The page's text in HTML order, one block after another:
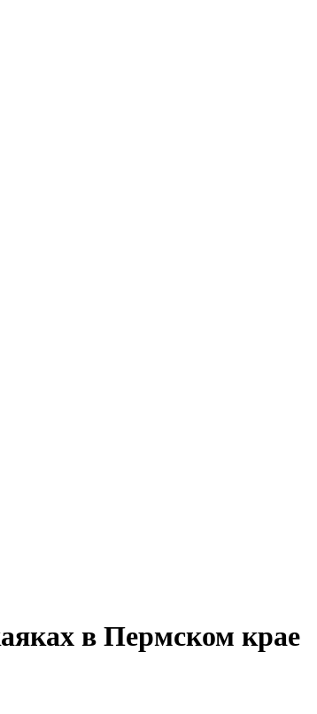
в Пермском крае